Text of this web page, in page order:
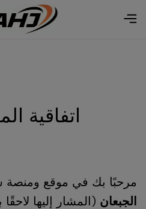
الطاقة الشمسية
الطاقة الشمسية
الطاقة الشمسية
اتفاقية
مرحبًا بك في موقع ومنصة
الجبعان (المشار إليها